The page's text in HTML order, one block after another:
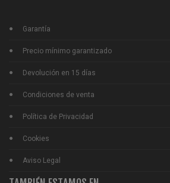
Garantía
Precio mínimo garantizado
Devolución en 15 días
Condiciones de venta
Política de Privacidad
Cookies
Aviso Legal